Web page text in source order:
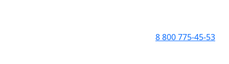
8 800 775-45-53